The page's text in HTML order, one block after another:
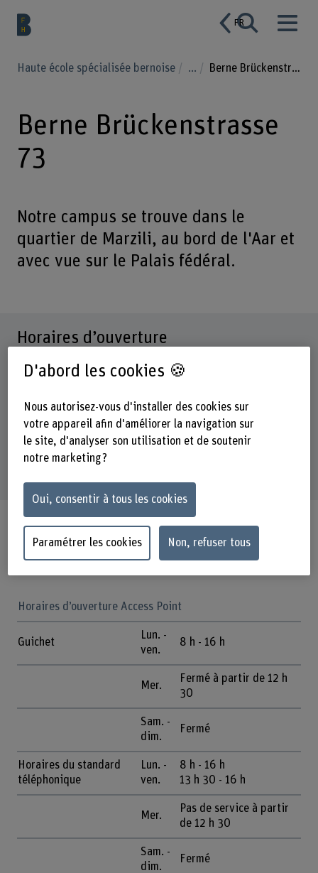
FR
Haute école spécialisée bernoise ... Berne Brückenstrasse 73
Berne Brückenstrasse
73
Notre campus se trouve dans le
quartier de Marzili, au bord de l'Aar et
avec vue sur le Palais fédéral.
Horaires d’ouverture
Lun. - ven.
Sam.
7 h - 13 h
Dim.
Horaires d’ouverture pendant le
Horaires d’ouverture Access Point
Guichet
Lun. -
ven.
8 h - 16 h
Mer.
Fermé à partir de 12 h
30
Sam. -
dim.
Fermé
Horaires du standard
téléphonique
Lun. -
ven.
8 h - 16 h
13 h 30 - 16 h
Mer.
Pas de service à partir
de 12 h 30
Sam. -
dim.
Fermé
D'abord les cookies 🍪
Nous autorisez-vous d'installer des cookies sur
votre appareil afin d'améliorer la navigation sur
le site, d'analyser son utilisation et de soutenir
notre marketing ?
Oui, consentir à tous les cookies
Paramétrer les cookies Non, refuser tous